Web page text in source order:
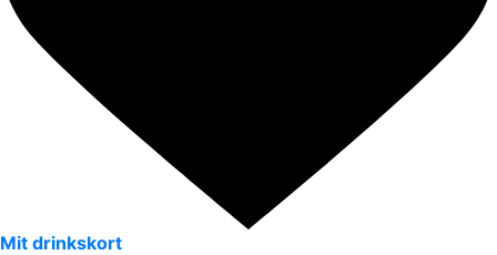
Mit drinkskort